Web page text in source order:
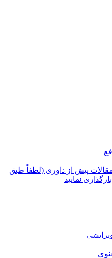
پیش از داوری (لطفاً طبق
نمایید